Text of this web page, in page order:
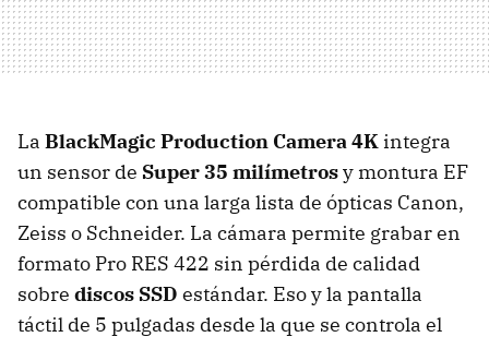
La BlackMagic Production Camera 4K integra
un sensor de Super 35 milímetrosy montura EF
compatible con una larga lista de ópticas Canon,
Zeiss o Schneider. La cámara permite grabar en
formato Pro RES 422 sin pérdida de calidad
sobre discos SSD estándar. Eso y la pantalla
táctil de 5 pulgadas desde la que se controla el